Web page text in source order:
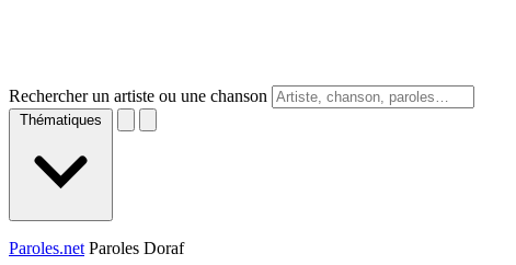
Rechercher un artiste ou une chanson
Thématiques
Paroles.net Paroles Doraf